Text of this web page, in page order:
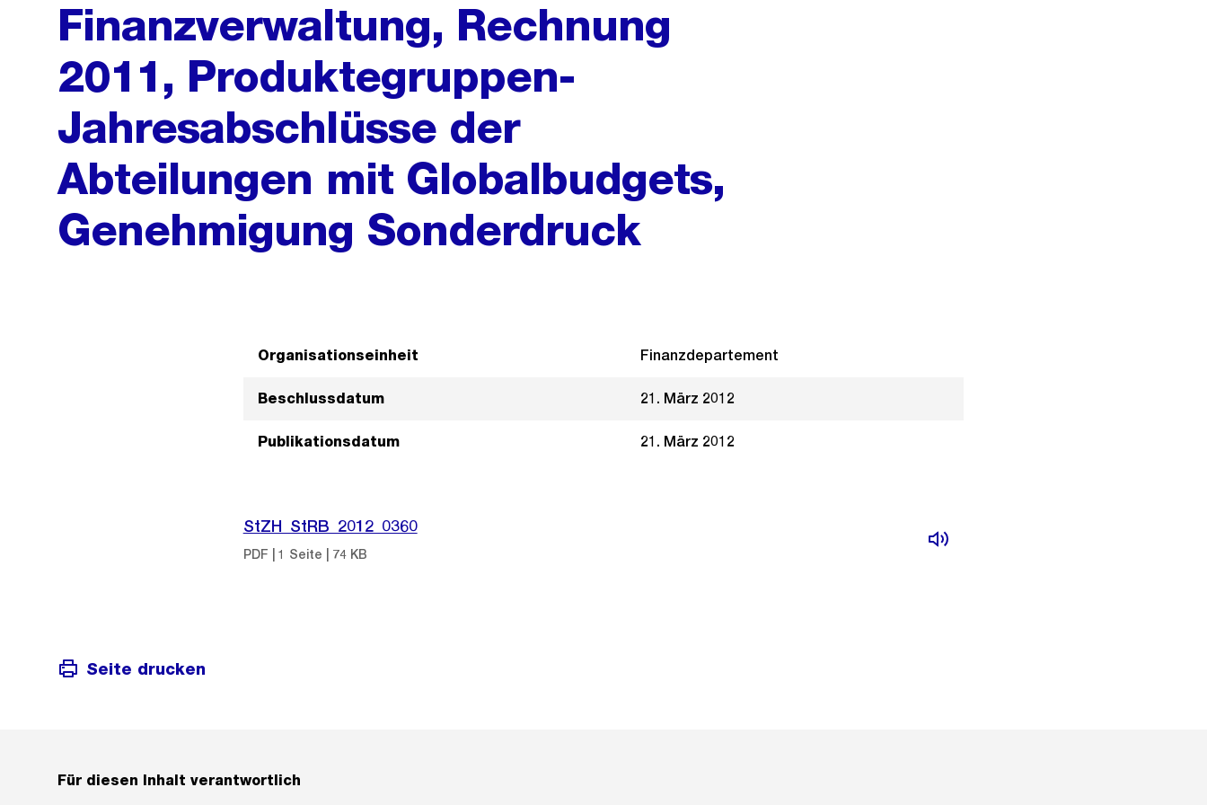
Finanzverwaltung, Rechnung
2011, Produktegruppen-
Jahresabschlüsse der
Abteilungen mit Globalbudgets,
Genehmigung Sonderdruck
Organisationseinheit Finanzdepartement
Beschlussdatum 21. März 2012
Publikationsdatum 21. März 2012
StZH_StRB_2012_0360
PDF | 1 Seite | 74 KB
Seite drucken
Für diesen Inhalt verantwortlich